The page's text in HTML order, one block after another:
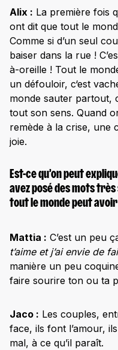
Alix : La première fois
ont dit que tout le
Comme si d’un seul
baiser dans la rue !
à-oreille ! Tout le
un défouloir, c‘est
monde sauter
tout son sens. Quand
remède à la crise, une
joie.
Est-ce qu’on peut
avez posé des mots
tout le monde peut avoir
Mattia : C’est un peu
t’aime et j’ai envie de
manière un peu
faire sourire ton ou ta
Jaco : Les couples,
face, ils font l’amour, ils
mal, à ce qu’il paraît.